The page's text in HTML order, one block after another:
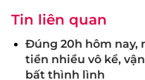
Tin liên quan
Đúng 20h hôm nay,
tiền nhiều vô kể,
bất thình lình